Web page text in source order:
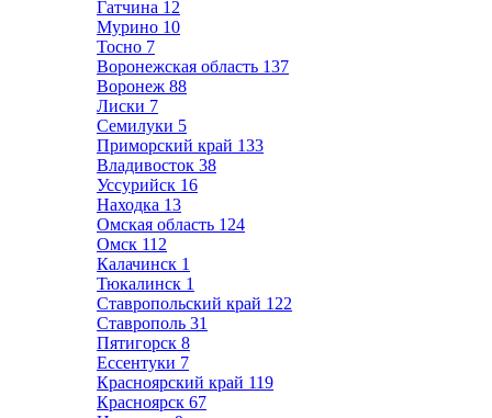
Гатчина 12
Мурино 10
Тосно 7
Воронежская область 137
Воронеж 88
Лиски 7
Семилуки 5
Приморский край 133
Владивосток 38
Уссурийск 16
Находка 13
Омская область 124
Омск 112
Калачинск 1
Тюкалинск 1
Ставропольский край 122
Ставрополь 31
Пятигорск 8
Ессентуки 7
Красноярский край 119
Красноярск 67